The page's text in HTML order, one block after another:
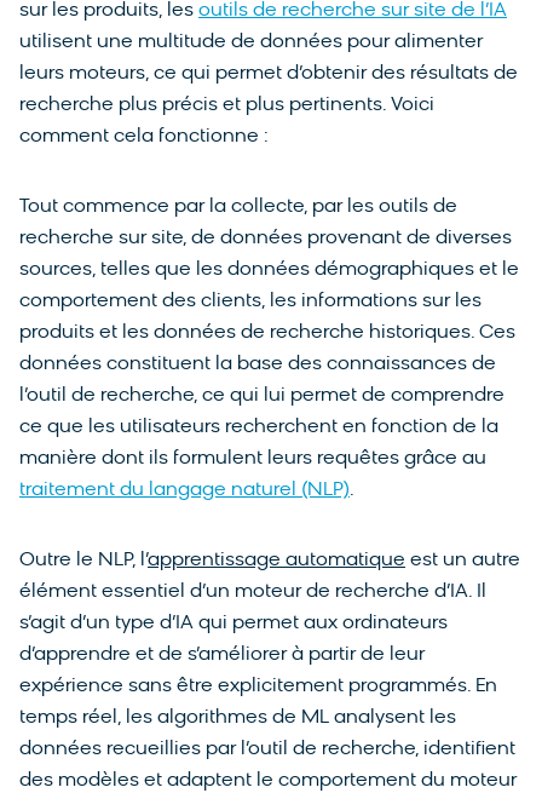
sur les produits, les outils de recherche sur site de l’IA
utilisent une multitude de données pour alimenter
leurs moteurs, ce qui permet d’obtenir des résultats de
recherche plus précis et plus pertinents. Voici
comment cela fonctionne :
Tout commence par la collecte, par les outils de
recherche sur site, de données provenant de diverses
sources, telles que les données démographiques et le
comportement des clients, les informations sur les
produits et les données de recherche historiques. Ces
données constituent la base des connaissances de
l’outil de recherche, ce qui lui permet de comprendre
ce que les utilisateurs recherchent en fonction de la
manière dont ils formulent leurs requêtes grâce au
traitement du langage naturel (NLP).
Outre le NLP, l’apprentissage automatique est un autre
élément essentiel d’un moteur de recherche d’IA. Il
s’agit d’un type d’IA qui permet aux ordinateurs
d’apprendre et de s’améliorer à partir de leur
expérience sans être explicitement programmés. En
temps réel, les algorithmes de ML analysent les
données recueillies par l’outil de recherche, identifient
des modèles et adaptent le comportement du moteur